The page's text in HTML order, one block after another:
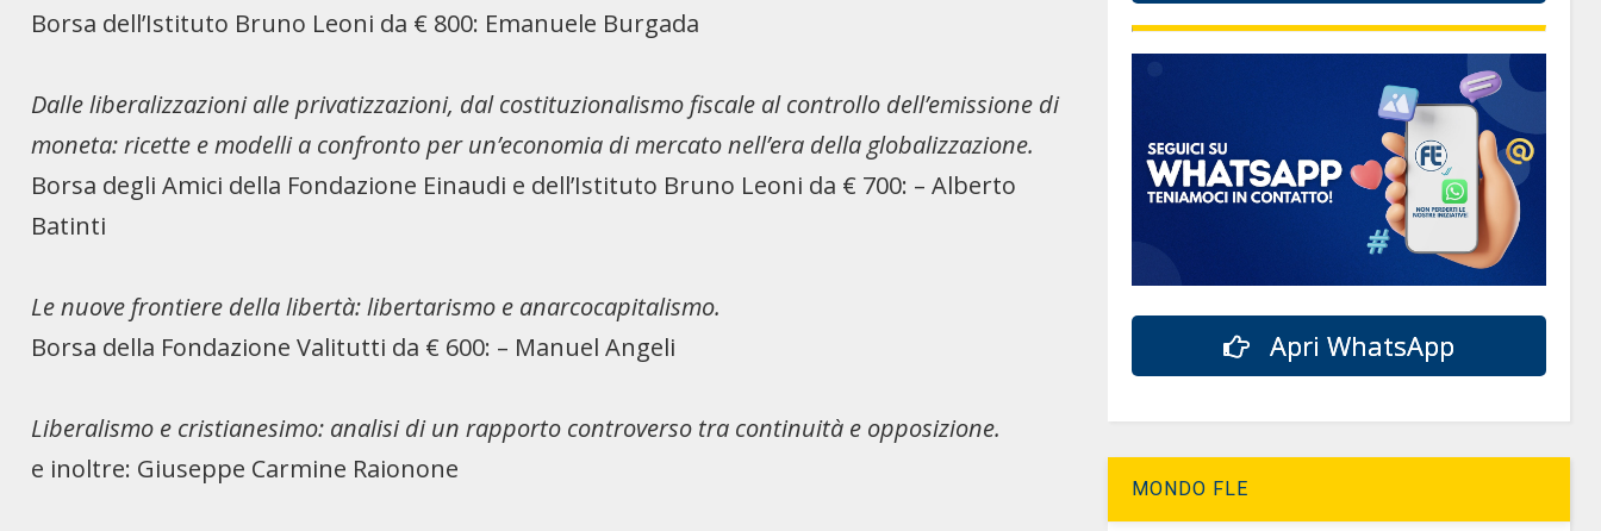
Borsa dell’Istituto Bruno Leoni da € 800: Emanuele Burgada
Dalle liberalizzazioni alle privatizzazioni, dal costituzionalismo fiscale al controllo dell’emissione di
moneta: ricette e modelli a confronto per un’economia di mercato nell’era della globalizzazione.
Borsa degli Amici della Fondazione Einaudi e dell’Istituto Bruno Leoni da € 700: – Alberto
Batinti
Le nuove frontiere della libertà: libertarismo e anarcocapitalismo.
Borsa della Fondazione Valitutti da € 600: – Manuel Angeli
Liberalismo e cristianesimo: analisi di un rapporto controverso tra continuità e opposizione.
e inoltre: Giuseppe Carmine Raionone
Apri WhatsApp
MONDO FLE